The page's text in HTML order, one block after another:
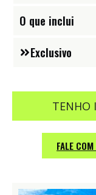
O que inclui
Exclusivo
TENHO
FALE